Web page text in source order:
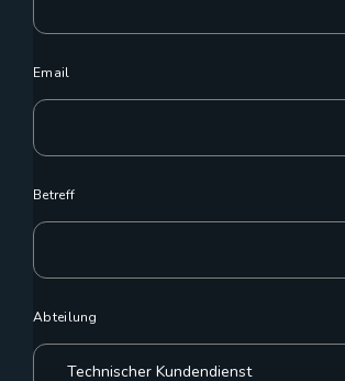
Email
Betreff
Abteilung